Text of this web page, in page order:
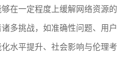
在一定程度上缓解网络资源的
多挑战，如准确性问题、用户
水平提升、社会影响与伦理考